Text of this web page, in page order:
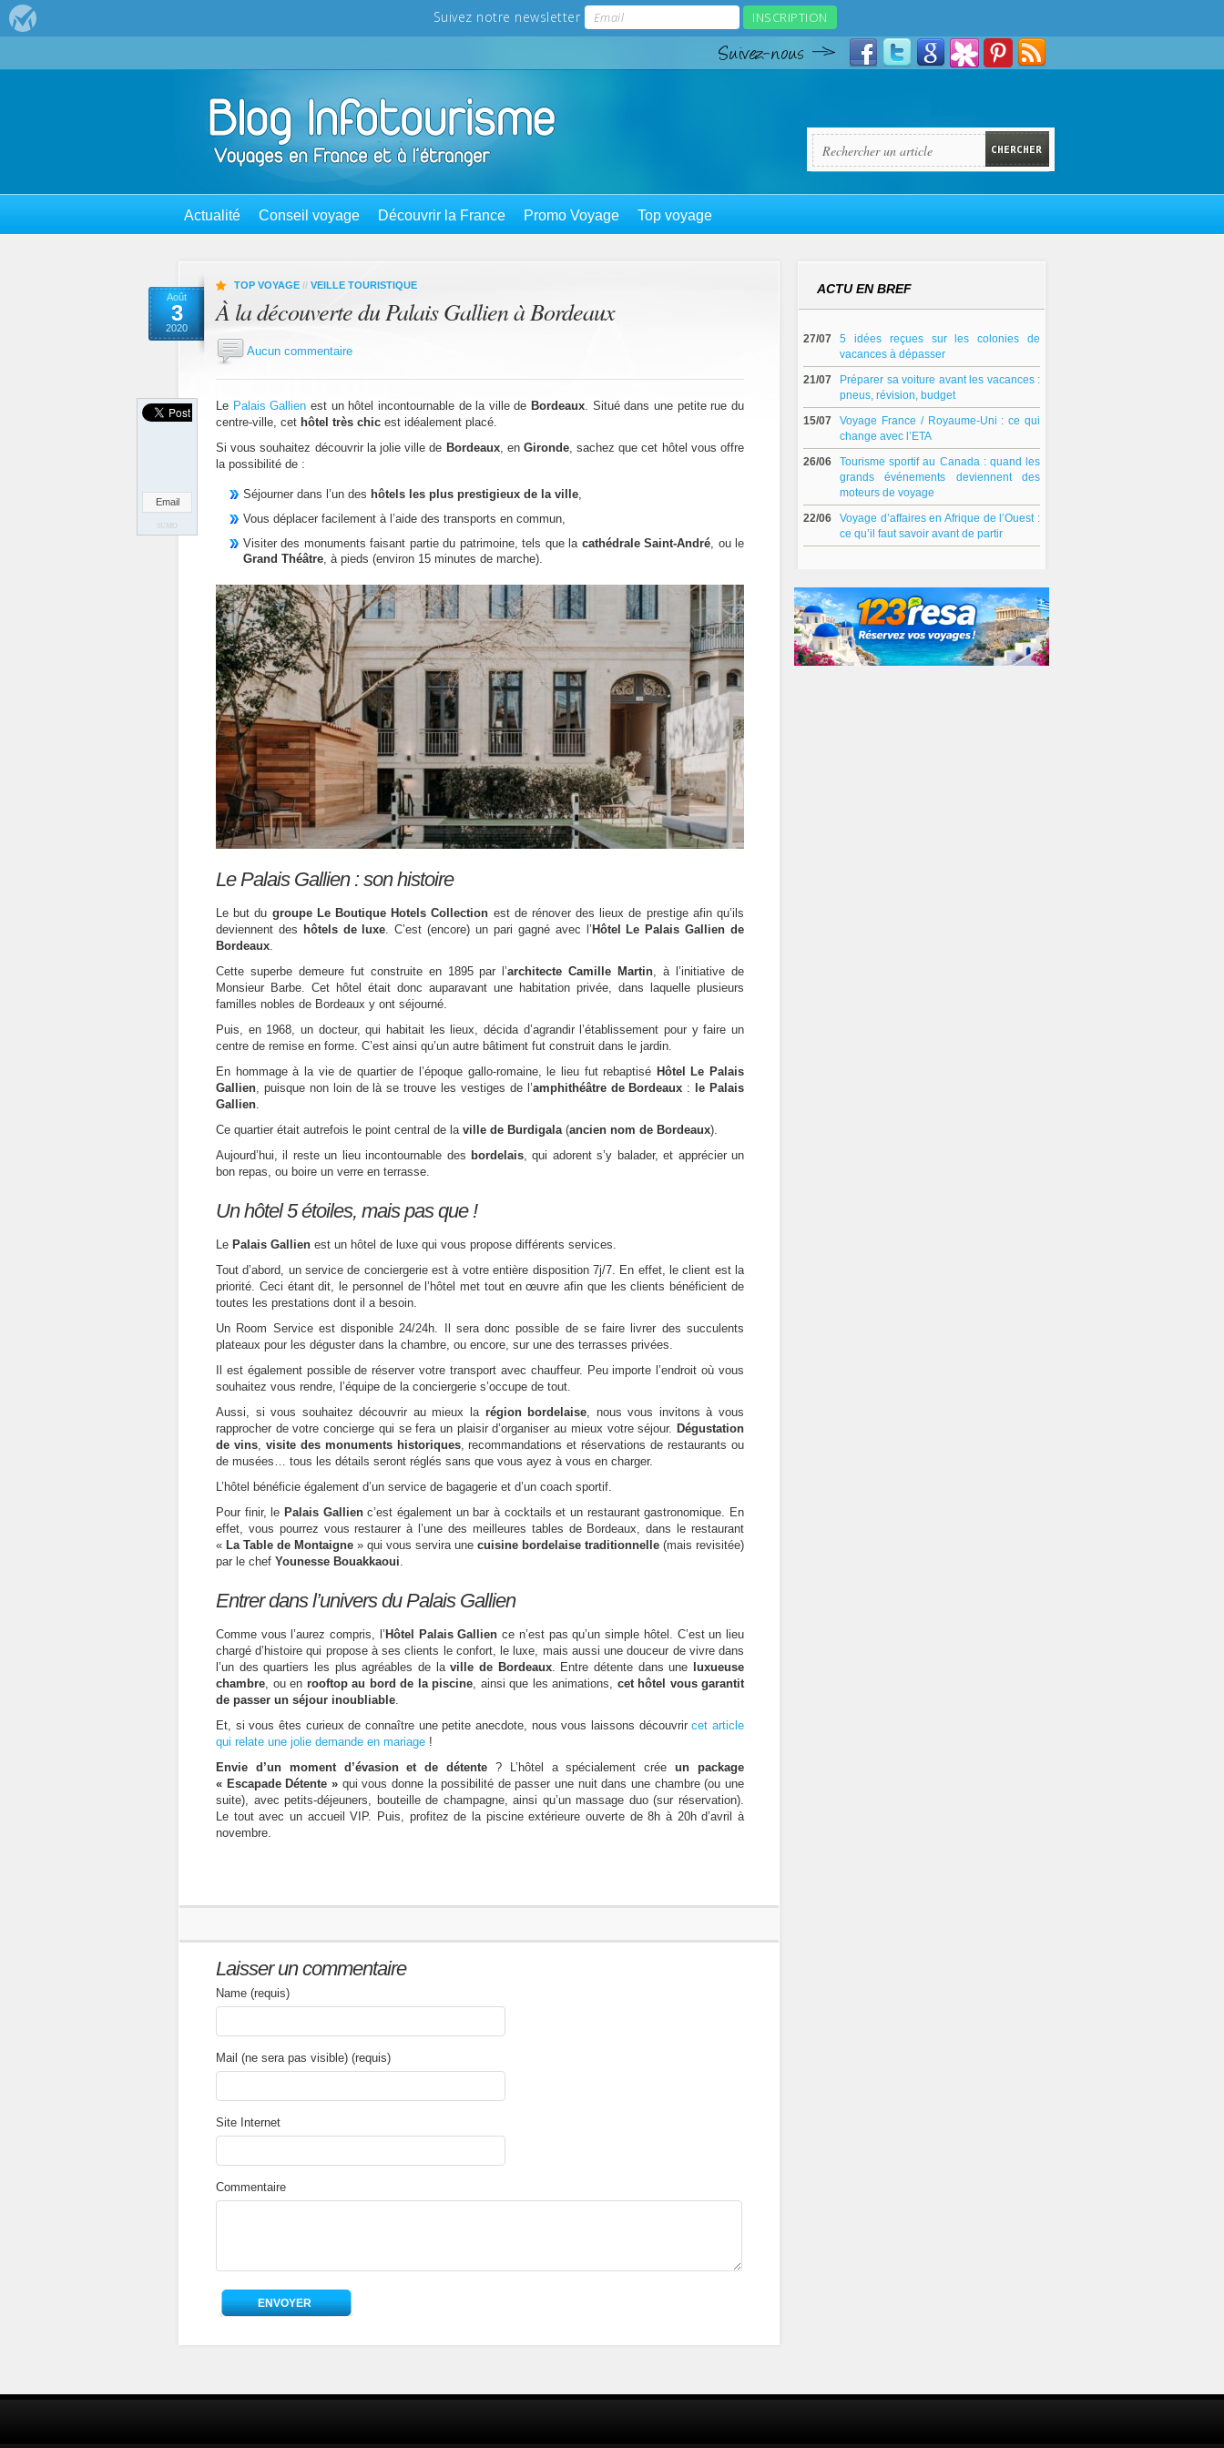
Actualité Conseil voyage Découvrir la France Promo Voyage Top voyage
Août
3
2020
TOP VOYAGE // VEILLE TOURISTIQUE
À la découverte du Palais Gallien à Bordeaux
Aucun commentaire
Email
SUMO
Le Palais Gallien est un hôtel incontournable de la ville de Bordeaux. Situé dans une petite rue du
centre-ville, cet hôtel très chic est idéalement placé.
Si vous souhaitez découvrir la jolie ville de Bordeaux, en Gironde, sachez que cet hôtel vous offre
la possibilité de :
Séjourner dans l’un des hôtels les plus prestigieux de la ville,
Vous déplacer facilement à l’aide des transports en commun,
Visiter des monuments faisant partie du patrimoine, tels que la cathédrale Saint-André, ou le
Grand Théâtre, à pieds (environ 15 minutes de marche).
Le Palais Gallien : son histoire
Le but du groupe Le Boutique Hotels Collection est de rénover des lieux de prestige afin qu’ils
deviennent des hôtels de luxe. C’est (encore) un pari gagné avec l’ Hôtel Le Palais Gallien de
Bordeaux.
Cette superbe demeure fut construite en 1895 par l’architecte Camille Martin, à l’initiative de
Monsieur Barbe. Cet hôtel était donc auparavant une habitation privée, dans laquelle plusieurs
familles nobles de Bordeaux y ont séjourné.
Puis, en 1968, un docteur, qui habitait les lieux, décida d’agrandir l’établissement pour y faire un
centre de remise en forme. C’est ainsi qu’un autre bâtiment fut construit dans le jardin.
En hommage à la vie de quartier de l’époque gallo-romaine, le lieu fut rebaptisé Hôtel Le Palais
Gallien, puisque non loin de là se trouve les vestiges de l’amphithéâtre de Bordeaux : le Palais
Gallien.
Ce quartier était autrefois le point central de la ville de Burdigala(ancien nom de Bordeaux).
Aujourd’hui, il reste un lieu incontournable des bordelais, qui adorent s’y balader, et apprécier un
bon repas, ou boire un verre en terrasse.
Un hôtel 5 étoiles, mais pas que !
Le Palais Gallien est un hôtel de luxe qui vous propose différents services.
Tout d’abord, un service de conciergerie est à votre entière disposition 7j/7. En effet, le client est la
priorité. Ceci étant dit, le personnel de l’hôtel met tout en œuvre afin que les clients bénéficient de
toutes les prestations dont il a besoin.
Un Room Service est disponible 24/24h. Il sera donc possible de se faire livrer des succulents
plateaux pour les déguster dans la chambre, ou encore, sur une des terrasses privées.
Il est également possible de réserver votre transport avec chauffeur. Peu importe l’endroit où vous
souhaitez vous rendre, l’équipe de la conciergerie s’occupe de tout.
Aussi, si vous souhaitez découvrir au mieux la région bordelaise, nous vous invitons à vous
rapprocher de votre concierge qui se fera un plaisir d’organiser au mieux votre séjour. Dégustation
de vins, visite des monuments historiques, recommandations et réservations de restaurants ou
de musées… tous les détails seront réglés sans que vous ayez à vous en charger.
L’hôtel bénéficie également d’un service de bagagerie et d’un coach sportif.
Pour finir, le Palais Gallienc’est également un bar à cocktails et un restaurant gastronomique. En
effet, vous pourrez vous restaurer à l’une des meilleures tables de Bordeaux, dans le restaurant
« La Table de Montaigne » qui vous servira une cuisine bordelaise traditionnelle (mais revisitée)
par le chef Younesse Bouakkaoui.
Entrer dans l’univers du Palais Gallien
Comme vous l’aurez compris, l’ Hôtel Palais Gallien ce n’est pas qu’un simple hôtel. C’est un lieu
chargé d’histoire qui propose à ses clients le confort, le luxe, mais aussi une douceur de vivre dans
l’un des quartiers les plus agréables de laville de Bordeaux. Entre détente dans une
luxueuse
chambre, ou en rooftop au bord de la piscine, ainsi que les animations, cet hôtel vous garantit
de passer un séjour inoubliable.
Et, si vous êtes curieux de connaître une petite anecdote, nous vous laissons découvrircet article
qui relate une jolie demande en mariage !
Envie d’un moment d’évasion et de détente ? L’hôtel a spécialement créeun package
« Escapade Détente »qui vous donne la possibilité de passer une nuit dans une chambre (ou une
suite), avec petits-déjeuners, bouteille de champagne, ainsi qu’un massage duo (sur réservation).
Le tout avec un accueil VIP. Puis, profitez de la piscine extérieure ouverte de 8h à 20h d’avril à
novembre.
Laisser un commentaire
Name (requis)
Mail (ne sera pas visible) (requis)
Site Internet
Commentaire
ACTU EN BREF
27/07
5 idées reçues sur les colonies de
vacances à dépasser
21/07
Préparer sa voiture avant les vacances :
pneus, révision, budget
15/07
Voyage France / Royaume-Uni : ce qui
change avec l’ETA
26/06
Tourisme sportif au Canada : quand les
grands événements deviennent des
moteurs de voyage
22/06
Voyage d’affaires en Afrique de l’Ouest :
ce qu’il faut savoir avant de partir